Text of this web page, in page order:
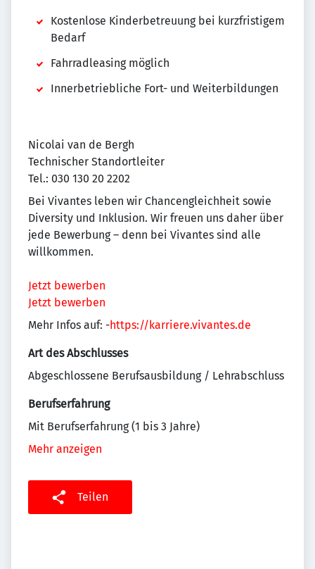
Kostenlose Kinderbetreuung bei kurzfristigem
Bedarf
Fahrradleasing möglich
Innerbetriebliche Fort- und Weiterbildungen
Nicolai van de Bergh
Technischer Standortleiter
Tel.: 030 130 20 2202
Bei Vivantes leben wir Chancengleichheit sowie
Diversity und Inklusion. Wir freuen uns daher über
jede Bewerbung – denn bei Vivantes sind alle
willkommen.
Jetzt bewerben
Jetzt bewerben
Mehr Infos auf: -https://karriere.vivantes.de
Art des Abschlusses
Abgeschlossene Berufsausbildung / Lehrabschluss
Berufserfahrung
Mit Berufserfahrung (1 bis 3 Jahre)
Mehr anzeigen
Teilen